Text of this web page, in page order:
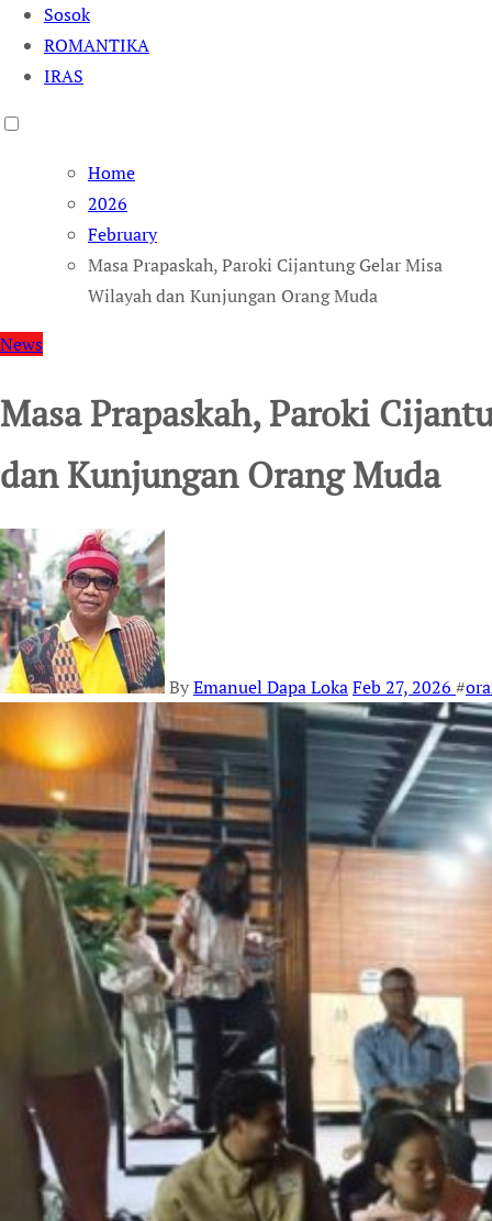
Sosok
ROMANTIKA
IRAS
Home
2026
February
Masa Prapaskah, Paroki Cijantung Gelar Misa
Wilayah dan Kunjungan Orang Muda
News
Masa Prapaskah, Paroki
dan Kunjungan Orang Muda
ByEmanuel Dapa LokaFeb 27, 2026 #